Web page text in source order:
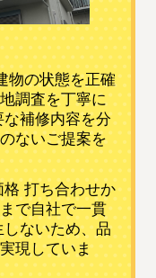
物の状態を正確
調査を丁寧に
補修内容を分
ないご提案を
打ち合わせか
で自社で一貫
ないため、品
現していま